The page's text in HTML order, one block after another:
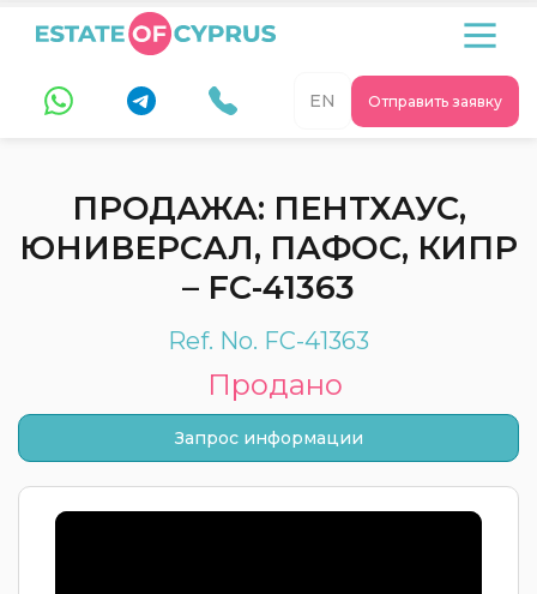
Отправить заявку
EN
ПРОДАЖА: ПЕНТХАУС,
ЮНИВЕРСАЛ, ПАФОС, КИПР
– FC-41363
Ref. No. FC-41363
Продано
Запрос информации